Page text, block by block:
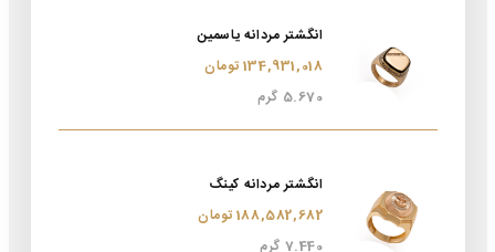
انگشتر مردانه یاسمین
134,931,018 تومان
5.670 گرم
انگشتر مردانه کینگ
188,582,682 تومان
7.440 گرم